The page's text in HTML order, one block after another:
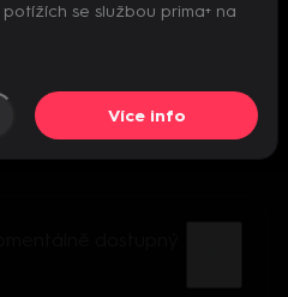
přehrávač
se službou prima+ na
Více info